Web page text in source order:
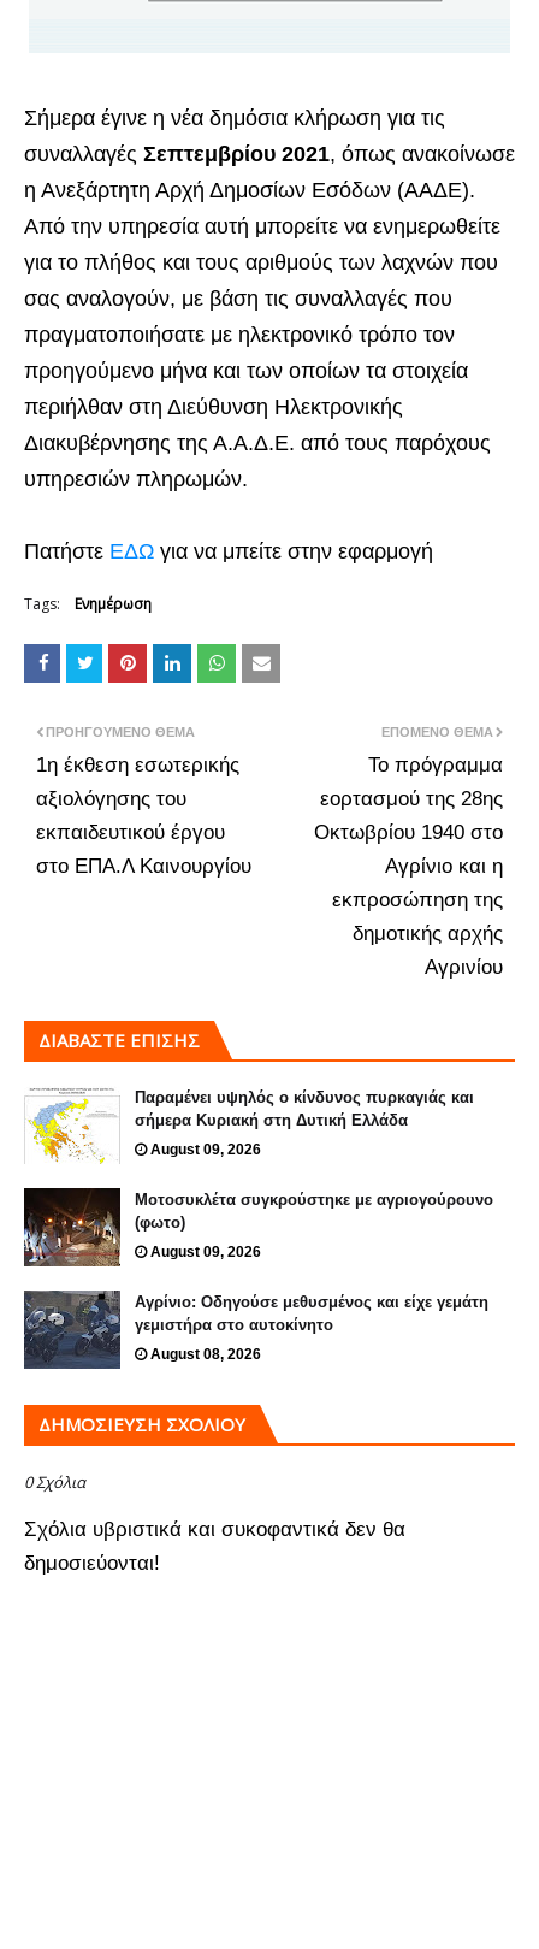
Σήμερα έγινε η νέα δημόσια κλήρωση για τις
συναλλαγές Σεπτεμβρίου 2021, όπως ανακοίνωσε
η Ανεξάρτητη Αρχή Δημοσίων Εσόδων (ΑΑΔΕ).
Από την υπηρεσία αυτή μπορείτε να ενημερωθείτε
για το πλήθος και τους αριθμούς των λαχνών που
σας αναλογούν, με βάση τις συναλλαγές που
πραγματοποιήσατε με ηλεκτρονικό τρόπο τον
προηγούμενο μήνα και των οποίων τα στοιχεία
περιήλθαν στη Διεύθυνση Ηλεκτρονικής
Διακυβέρνησης της Α.Α.Δ.Ε. από τους παρόχους
υπηρεσιών πληρωμών.
Πατήστε ΕΔΩ για να μπείτε στην εφαρμογή
Tags: Ενημέρωση
ΕΠΌΜΕΝΟ ΘΈΜΑ
Το πρόγραμμα
εορτασμού της 28ης
Οκτωβρίου 1940 στο
Αγρίνιο και η
εκπροσώπηση της
δημοτικής αρχής
Αγρινίου
ΠΡΟΗΓΟΎΜΕΝΟ ΘΈΜΑ
1η έκθεση εσωτερικής
αξιολόγησης του
εκπαιδευτικού έργου
στο ΕΠΑ.Λ Καινουργίου
ΔΙΑΒΑΣΤΕ ΕΠΙΣΗΣ
Παραμένει υψηλός ο κίνδυνος πυρκαγιάς και
σήμερα Κυριακή στη Δυτική Ελλάδα
August 09, 2026
Μοτοσυκλέτα συγκρούστηκε με αγριογούρουνο
(φωτο)
August 09, 2026
Αγρίνιο: Οδηγούσε μεθυσμένος και είχε γεμάτη
γεμιστήρα στο αυτοκίνητο
August 08, 2026
ΔΗΜΟΣΊΕΥΣΗ ΣΧΟΛΊΟΥ
0 Σχόλια
Σχόλια υβριστικά και συκοφαντικά δεν θα
δημοσιεύονται!